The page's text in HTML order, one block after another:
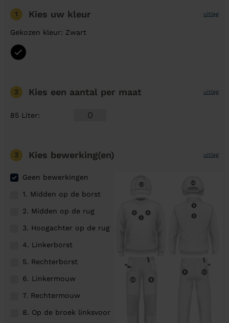
1 Kies uw kleur uitleg
Gekozen kleur: Zwart
2 Kies een aantal per maat uitleg
85 Liter:
3 Kies bewerking(en) uitleg
Geen bewerkingen
1. Midden op de borst
2. Midden op de rug
3. Hoogachter op de rug
4. Linkerborst
5. Rechterborst
6. Linkermouw
7. Rechtermouw
8. Op de broek linksvoor